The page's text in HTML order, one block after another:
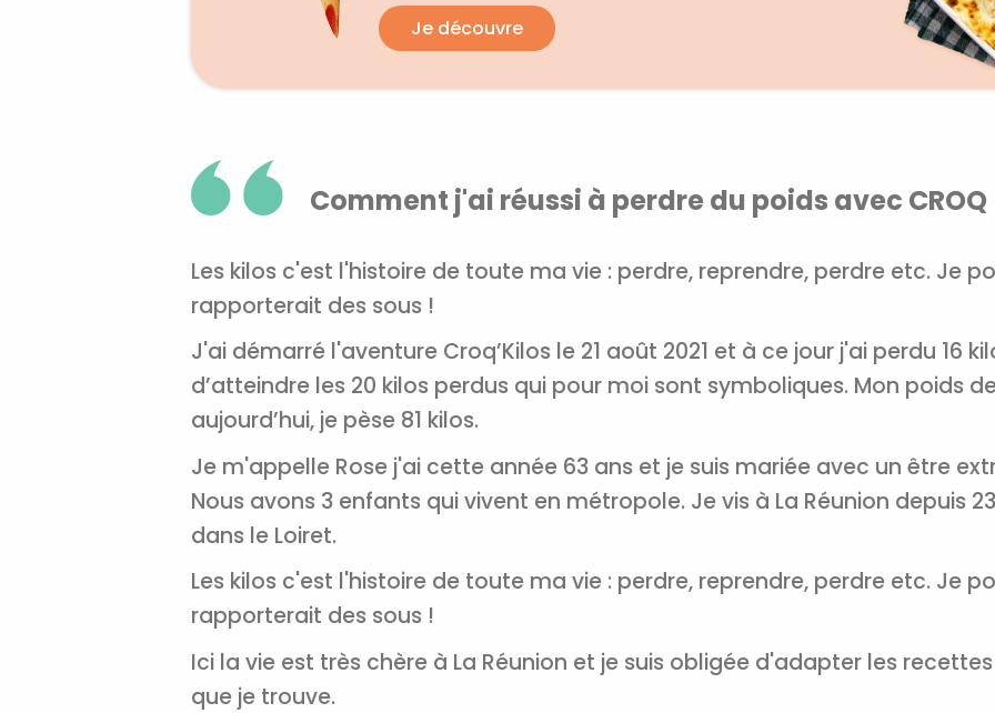
Je découvre
Comment j'ai réussi à perdre du poids avec CROQ
Les kilos c'est l'histoire de toute ma vie : perdre, reprendre, perdre etc. Je
rapporterait des sous !
J'ai démarré l'aventure Croq’Kilos le 21 août 2021 et à ce jour j'ai perdu 16
d’atteindre les 20 kilos perdus qui pour moi sont symboliques. Mon poids
aujourd’hui, je pèse 81 kilos.
Je m'appelle Rose j'ai cette année 63 ans et je suis mariée avec un être
Nous avons 3 enfants qui vivent en métropole. Je vis à La Réunion depuis
dans le Loiret.
Les kilos c'est l'histoire de toute ma vie : perdre, reprendre, perdre etc. Je
rapporterait des sous !
Ici la vie est très chère à La Réunion et je suis obligée d'adapter les
que je trouve.
recettes inédites de
des courriels pour mesurer et
performances des campagnes.
pourrons savoir si vous ouvrez les
utilisez. Pour en savoir plus sur ces
voir notre politique de